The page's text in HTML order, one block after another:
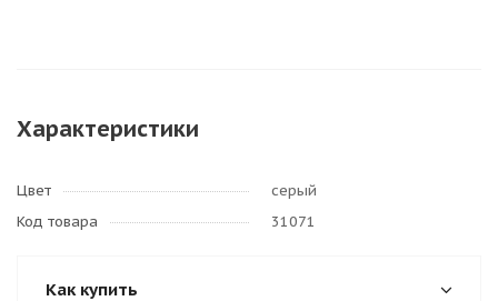
Характеристики
Цвет
серый
Код товара
31071
Как купить